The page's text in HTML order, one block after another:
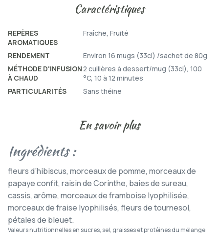
Caractéristiques
REPÈRES
AROMATIQUES
Fraîche, Fruité
RENDEMENT
Environ 16 mugs (33cl) /sachet de 80g
MÉTHODE D'INFUSION
À CHAUD
2 cuillères à dessert/mug (33cl), 100
°C, 10 à 12 minutes
PARTICULARITÉS
Sans théine
En savoir plus
Ingrédients :
fleurs d’hibiscus, morceaux de pomme, morceaux de
papaye confit, raisin de Corinthe, baies de sureau,
cassis, arôme, morceaux de framboise lyophilisée,
morceaux de fraise lyophilisés, fleurs de tournesol,
pétales de bleuet.
Valeurs nutritionnelles en sucres, sel, graisses et protéines du mélange